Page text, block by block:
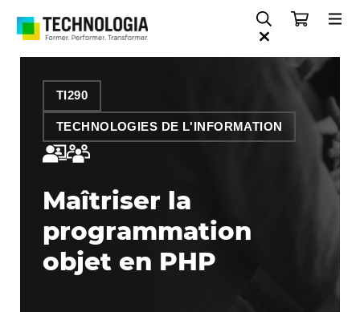
TI290
TECHNOLOGIES DE L'INFORMATION
Maîtriser la
programmation
objet en PHP